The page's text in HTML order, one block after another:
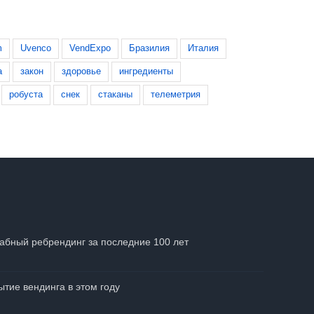
Uvenco VendExpo Бразилия Италия
закон здоровье ингредиенты
робуста снек стаканы телеметрия
ребрендинг за последние 100 лет
вендинга в этом году